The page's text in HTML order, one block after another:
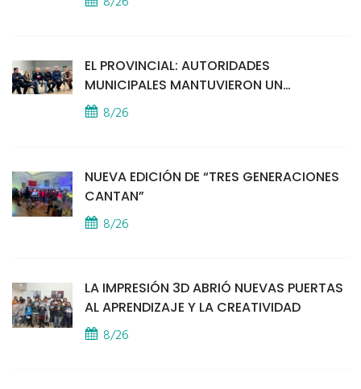
EL PROVINCIAL: AUTORIDADES
MUNICIPALES MANTUVIERON UN
ENCUENTRO CON VECINOS POR LA
SEGURIDAD
8/26
NUEVA EDICIÓN DE “TRES GENERACIONES
CANTAN”
8/26
LA IMPRESIÓN 3D ABRIÓ NUEVAS PUERTAS
AL APRENDIZAJE Y LA CREATIVIDAD
8/26